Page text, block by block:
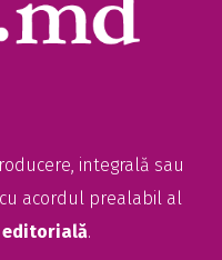
integrală sau
acordul prealabil al
.